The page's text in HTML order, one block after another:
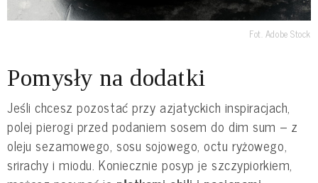
Fot. Adobe Stock
Pomysły na dodatki
Jeśli chcesz pozostać przy azjatyckich inspiracjach,
polej pierogi przed podaniem sosem do dim sum – z
oleju sezamowego, sosu sojowego, octu ryżowego,
srirachy i miodu. Koniecznie posyp je szczypiorkiem,